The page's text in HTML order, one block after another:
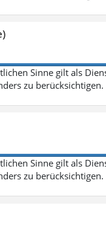
Sinne gilt als
zu berücksichtigen.
Sinne gilt als
zu berücksichtigen.